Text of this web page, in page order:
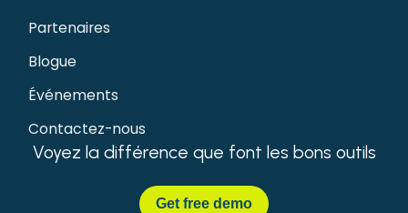
Voyez la différence que font les bons outils
Get free demo
Partenaires
Blogue
Événements
Contactez-nous